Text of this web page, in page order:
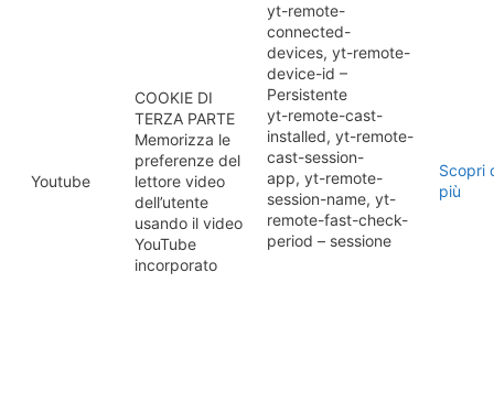
Youtube
COOKIE DI
TERZA PARTE
Memorizza le
preferenze del
lettore video
dell’utente
usando il video
YouTube
incorporato
yt-remote-
connected-
devices, yt-remote-
device-id –
Persistente
yt-remote-cast-
installed, yt-remote-
cast-session-
app, yt-remote-
session-name, yt-
remote-fast-check-
period – sessione
Scopri
più